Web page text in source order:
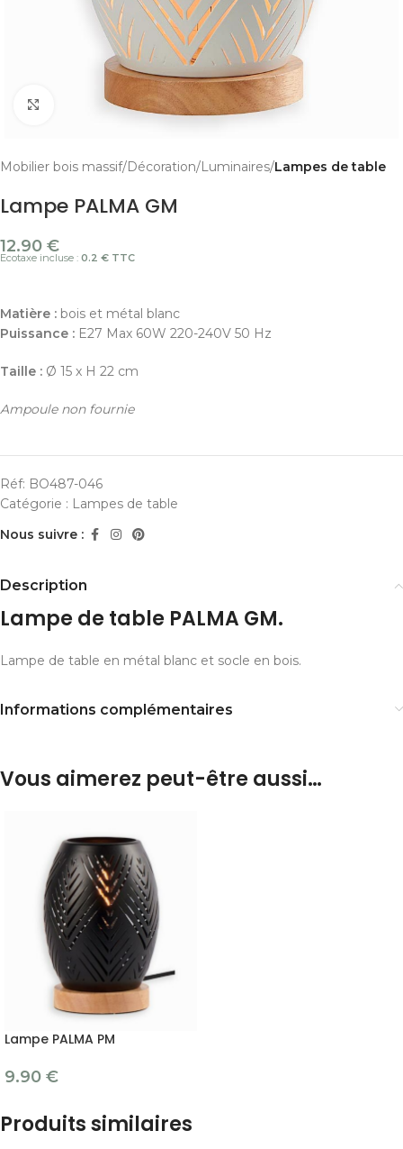
Cliquer pour agrandir
Mobilier bois massif Décoration Luminaires Lampes de table
Lampe PALMA GM
12.90 €
Ecotaxe incluse : 0.2 € TTC
Matière : bois et métal blanc
Puissance : E27 Max 60W 220-240V 50 Hz
Taille : Ø 15 x H 22 cm
Ampoule non fournie
Réf: BO487-046
Catégorie : Lampes de table
Nous suivre :
Description
Lampe de table PALMA GM.
Lampe de table en métal blanc et socle en bois.
Informations complémentaires
Vous aimerez peut-être aussi…
Lampe PALMA PM
9.90 €
Produits similaires